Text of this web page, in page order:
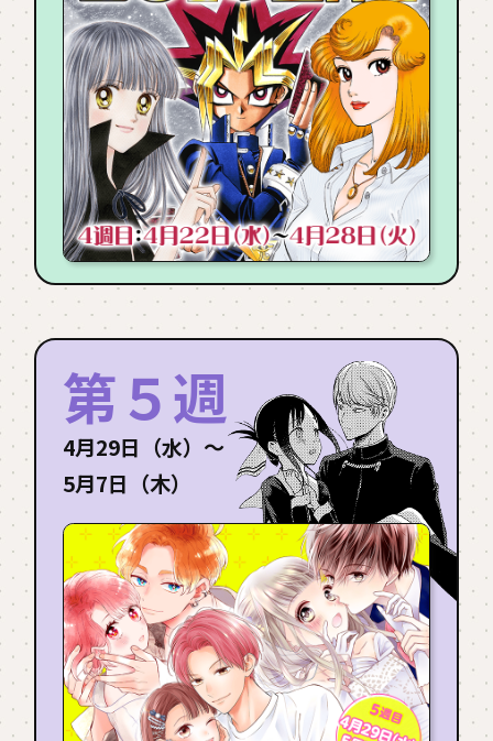
第５週
4月29日（水）〜
5月7日（木）